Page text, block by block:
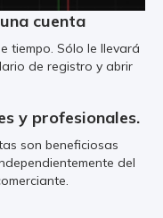
cuenta
tiempo. Sólo le llevará
de registro y abrir
y profesionales.
son beneficiosas
del